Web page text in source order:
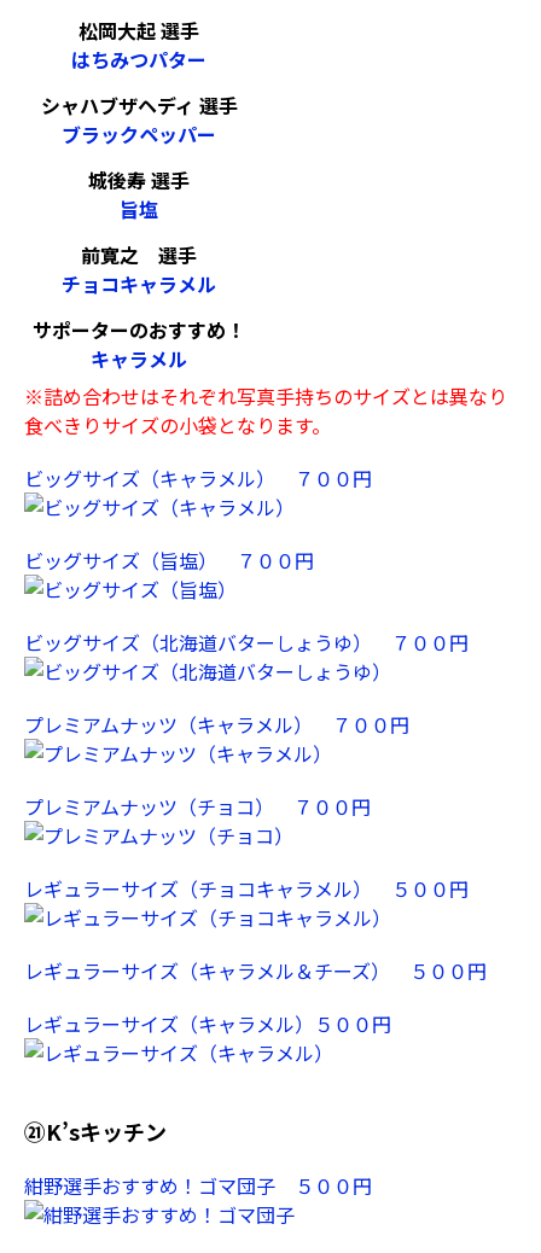
松岡大起 選手
はちみつパター
シャハブザヘディ 選手
ブラックペッパー
城後寿 選手
旨塩
前寛之 選手
チョコキャラメル
サポーターのおすすめ！
キャラメル
※詰め合わせはそれぞれ写真手持ちのサイズとは異なり
食べきりサイズの小袋となります。
ビッグサイズ（キャラメル） ７００円
ビッグサイズ（旨塩） ７００円
ビッグサイズ（北海道バターしょうゆ） ７００円
プレミアムナッツ（キャラメル） ７００円
プレミアムナッツ（チョコ） ７００円
レギュラーサイズ（チョコキャラメル） ５００円
レギュラーサイズ（キャラメル＆チーズ） ５００円
レギュラーサイズ（キャラメル）５００円
㉑K’sキッチン
紺野選手おすすめ！ゴマ団子 ５００円